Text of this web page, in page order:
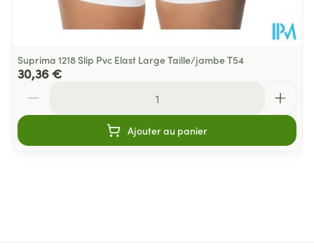
Suprima 1218 Slip Pvc Elast Large Taille/jambe T54
30,36 €
Ajouter au panier